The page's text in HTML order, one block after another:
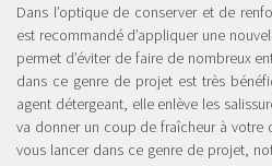
Dans l’optique de conserver et de
est recommandé d’appliquer une
permet d’éviter de faire de nombreux
dans ce genre de projet est très
agent détergeant, elle enlève les
va donner un coup de fraîcheur à votre
vous lancer dans ce genre de projet,